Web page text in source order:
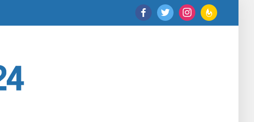
facebooktwitter instagramfeedburner